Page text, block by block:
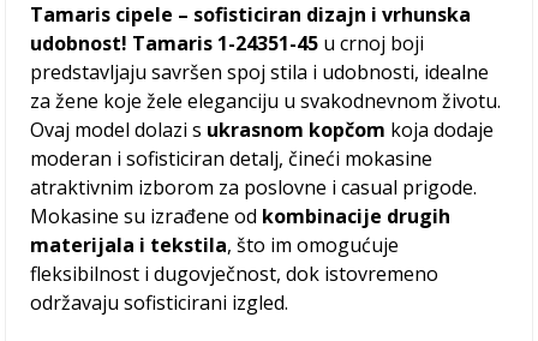
Tamaris cipele – sofisticiran dizajn i vrhunska
udobnost! Tamaris 1-24351-45 u crnoj boji
predstavljaju savršen spoj stila i udobnosti, idealne
za žene koje žele eleganciju u svakodnevnom životu.
Ovaj model dolazi s ukrasnom kopčom koja dodaje
moderan i sofisticiran detalj, čineći mokasine
atraktivnim izborom za poslovne i casual prigode.
Mokasine su izrađene od kombinacije drugih
materijala i tekstila, što im omogućuje
fleksibilnost i dugovječnost, dok istovremeno
održavaju sofisticirani izgled.